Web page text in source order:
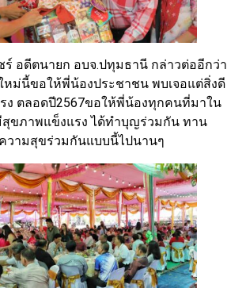
ร์ อดีตนายก อบจ.ปทุมธานี กล่าวต่ออีกว่า
หม่นี้ขอให้พี่น้องประชาชน พบเจอแต่สิ่งดี
ง ตลอดปี2567ขอให้พี่น้องทุกคนที่มาใน
ขภาพแข็งแรง ได้ทำบุญร่วมกัน ทาน
วามสุขร่วมกันแบบนี้ไปนานๆ